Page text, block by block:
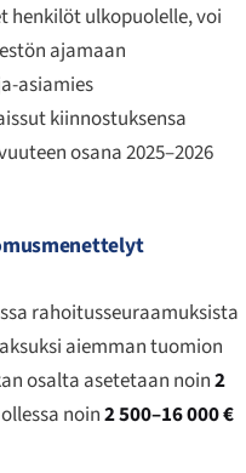
henkilöt ulkopuolelle, voi
ajamaan
asiamies
kiinnostuksensa
osana 2025–2026
rahoitusseuraamuksista
aiemman tuomion
osalta asetetaan noin2
noin2 500–16 000 €